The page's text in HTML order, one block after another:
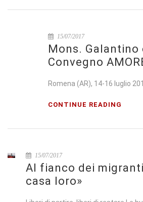
15/07/2017
Mons. Galantino
Convegno
Romena (AR), 14-16 luglio
CONTINUE READING
15/07/2017
Al fianco dei
casa loro»